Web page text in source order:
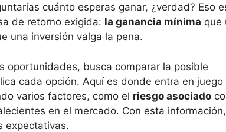
cuánto esperas ganar, ¿verdad? Eso‍
de retorno exigida: la ganancia mínima que
‍una inversión valga la pena.
oportunidades, ⁤busca comparar⁣ la posible
cada opción. Aquí es donde entra ⁢en juego
⁢varios factores, como el riesgo ‍asociado
en ‌el mercado. Con‌ esta
expectativas.